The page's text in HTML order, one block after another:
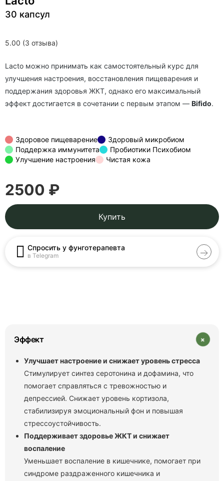
5.00 (3 отзыва)
30 капсул
Lacto можно принимать как самостоятельный курс для
улучшения настроения, восстановления пищеварения и
поддержания здоровья ЖКТ, однако его максимальный
эффект достигается в сочетании с первым этапом — Bifido.
Здоровое пищеварение
Здоровый микробиом
Поддержка иммунитета
Пробиотики Психобиом
Улучшение настроения
Чистая кожа
2500 ₽
Купить
Спросить у фунготерапевта
в Telegram
Эффект +
Улучшает настроение и снижает уровень стресса
Стимулирует синтез серотонина и дофамина, что
помогает справляться с тревожностью и
депрессией. Снижает уровень кортизола,
стабилизируя эмоциональный фон и повышая
стрессоустойчивость.
Поддерживает здоровье ЖКТ и снижает
воспаление
Уменьшает воспаление в кишечнике, помогает при
синдроме раздраженного кишечника и